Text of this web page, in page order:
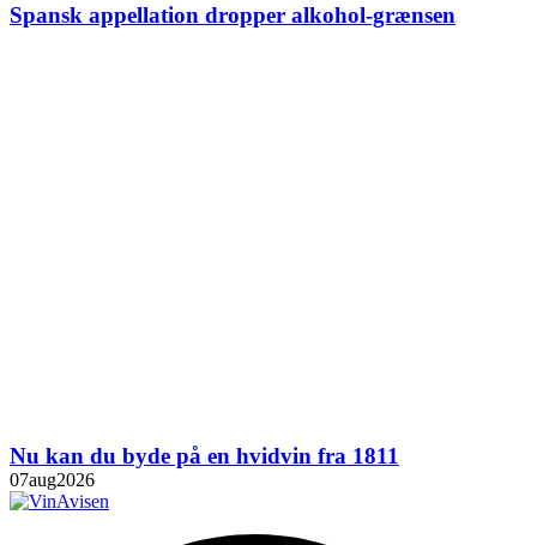
Spansk appellation dropper alkohol-grænsen
Nu kan du byde på en hvidvin fra 1811
07aug2026